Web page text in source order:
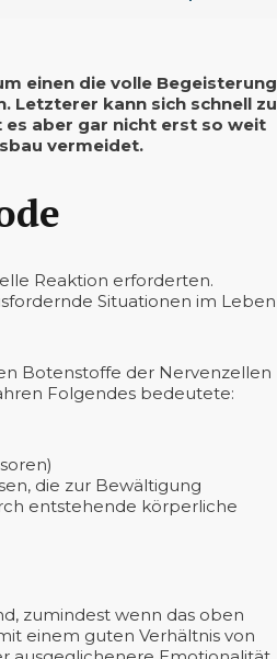
einen die volle Begeisterung
Letzterer kann sich schnell zu
es aber gar nicht erst so weit
vermeidet.
Reaktion erforderten.
Situationen im Leben
Botenstoffe der Nervenzellen
Folgendes bedeutete:
die zur Bewältigung
entstehende körperliche
zumindest wenn das oben
einem guten Verhältnis von